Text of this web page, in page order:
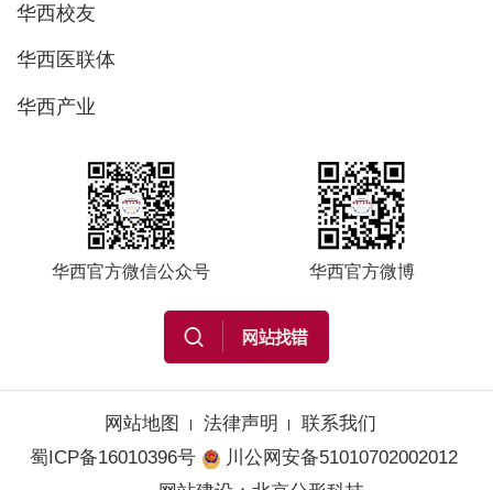
华西校友
华西医联体
华西产业
华西官方微信公众号 华西官方微博
网站地图 法律声明
联系我们
蜀ICP备16010396号
川公网安备51010702002012